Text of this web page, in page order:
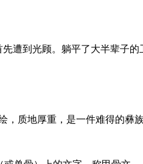
遭到光顾。躺平了大半辈子的
质地厚重，是一件难得的彝